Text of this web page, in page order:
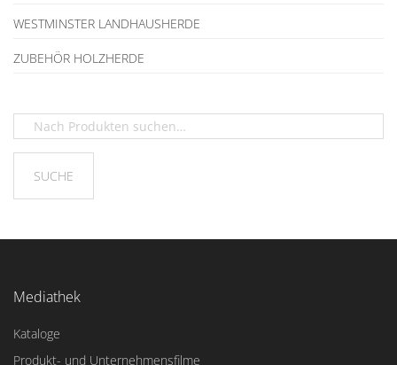
WESTMINSTER LANDHAUSHERDE
ZUBEHÖR HOLZHERDE
Mediathek
Kataloge
Produkt- und Unternehmensfilme